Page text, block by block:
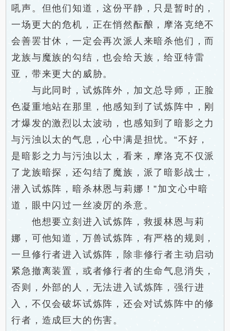
吼声。但他们知道，这份平静，只是暂时的，
一场更大的危机，正在悄然酝酿，摩洛克绝不
会善罢甘休，一定会再次派人来暗杀他们，而
龙族与魔族的勾结，也会给天族，给亚特雷
亚，带来更大的威胁。
与此同时，试炼阵外，加文总导师，正脸
色凝重地站在那里，他感知到了试炼阵中，刚
才爆发的激烈以太波动，也感知到了暗影之力
与污浊以太的气息，心中满是担忧。“不好，
是暗影之力与污浊以太，看来，摩洛克不仅派
了龙族暗探，还勾结了魔族，派了暗影战士，
潜入试炼阵，暗杀林恩与莉娜！”加文心中暗
道，眼中闪过一丝凌厉的杀意。
他想要立刻进入试炼阵，救援林恩与莉
娜，可他知道，万兽试炼阵，有严格的规则，
一旦修行者进入试炼阵，除非修行者主动启动
紧急撤离装置，或者修行者的生命气息消失，
否则，外部的人，无法进入试炼阵，强行进
入，不仅会破坏试炼阵，还会对试炼阵中的修
行者，造成巨大的伤害。